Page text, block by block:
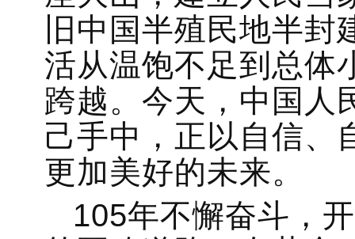
旧中国半殖民地半
活从温饱不足到总体
跨越。今天，中国人
己手中，正以自信、
更加美好的未来。
105年不懈奋斗，